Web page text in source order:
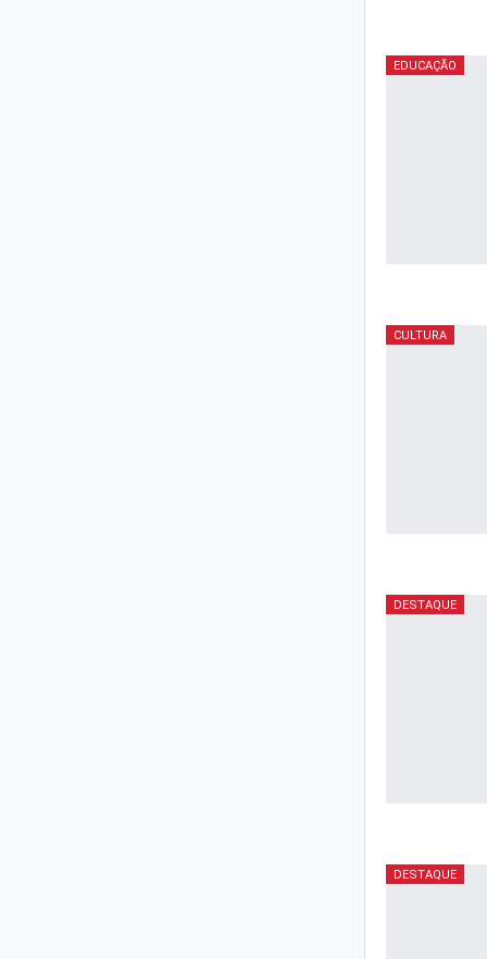
EDUCAÇÃO
CULTURA
DESTAQUE
DESTAQUE